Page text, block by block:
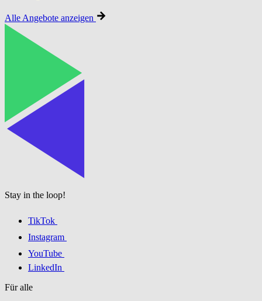
Alle Angebote anzeigen
Stay in the loop!
TikTok
Instagram
YouTube
LinkedIn
Für alle